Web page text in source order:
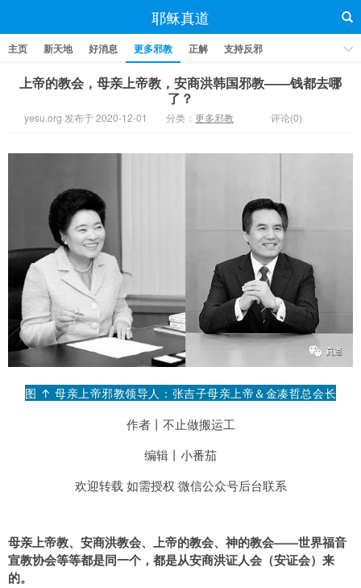
耶稣真道
主页 新天地 好消息 更多邪教 正解 支持反邪
上帝的教会，母亲上帝教，安商洪韩国邪教——钱都去哪
了？
yesu.org 发布于 2020-12-01 分类： 更多邪教 评论(0)
图 ↑母亲上帝邪教领导人： 张吉子母亲上帝＆金凑哲总会长
作者丨不止做搬运工
编辑丨小番茄
欢迎转载 如需授权 微信公众号后台联系
母亲上帝教、安商洪教会、上帝的教会、神的教会——世界福音
宣教协会等等都是同一个，都是从安商洪证人会（安证会）来
的。